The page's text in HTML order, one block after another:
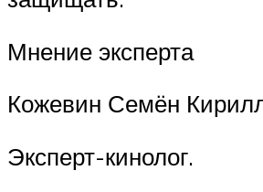
Мнение эксперта
Кожевин Семён
Эксперт-кинолог.